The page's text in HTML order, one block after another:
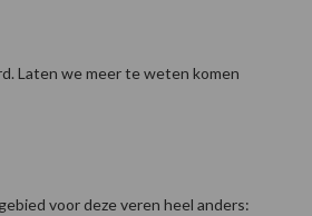
Laten we meer te weten komen
voor deze veren heel anders: